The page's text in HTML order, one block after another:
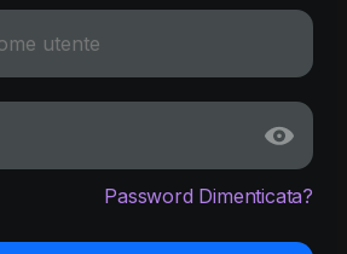
Password Dimenticata?